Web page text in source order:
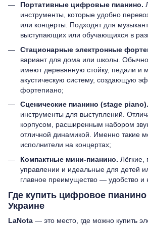
Портативные цифровые пианино.
инструменты, которые удобно
или концерты. Подходят для
выступающих или обучающихся в
Стационарные электронные
вариант для дома или школы.
имеют деревянную стойку, педали и
акустическую систему, создающую
фортепиано;
Сценические пианино (stage piano).
инструменты для выступлений.
корпусом, расширенным набором
отличной динамикой. Именно такие
исполнители на концертах;
Компактные мини-пианино. Лёгкие,
управлении и идеальные для детей
главное преимущество — удобство и
Где купить цифровое
Украине
LaNota — это место, где можно купить